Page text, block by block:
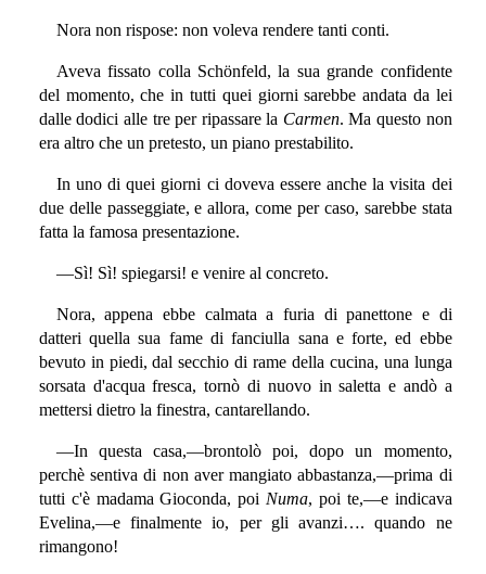
Nora non rispose: non voleva rendere tanti conti.
Aveva fissato colla Schönfeld, la sua grande confidente
del momento, che in tutti quei giorni sarebbe andata da lei
dalle dodici alle tre per ripassare la Carmen. Ma questo non
era altro che un pretesto, un piano prestabilito.
In uno di quei giorni ci doveva essere anche la visita dei
due delle passeggiate, e allora, come per caso, sarebbe stata
fatta la famosa presentazione.
—Sì! Sì! spiegarsi! e venire al concreto.
Nora, appena ebbe calmata a furia di panettone e di
datteri quella sua fame di fanciulla sana e forte, ed ebbe
bevuto in piedi, dal secchio di rame della cucina, una lunga
sorsata d'acqua fresca, tornò di nuovo in saletta e andò a
mettersi dietro la finestra, cantarellando.
—In questa casa,—brontolò poi, dopo un momento,
perchè sentiva di non aver mangiato abbastanza,—prima di
tutti c'è madama Gioconda, poiNuma, poi te,—e indicava
Evelina,—e finalmente io, per gli avanzi…. quando ne
rimangono!